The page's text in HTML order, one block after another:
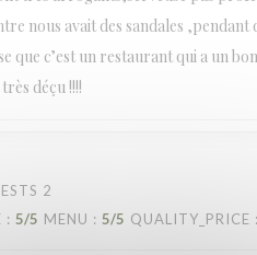
nous avait des sandales
que c’est un restaurant qui a un
déçu !!!!
2
: 5/5 MENU : 5/5 QUALITY_PRICE